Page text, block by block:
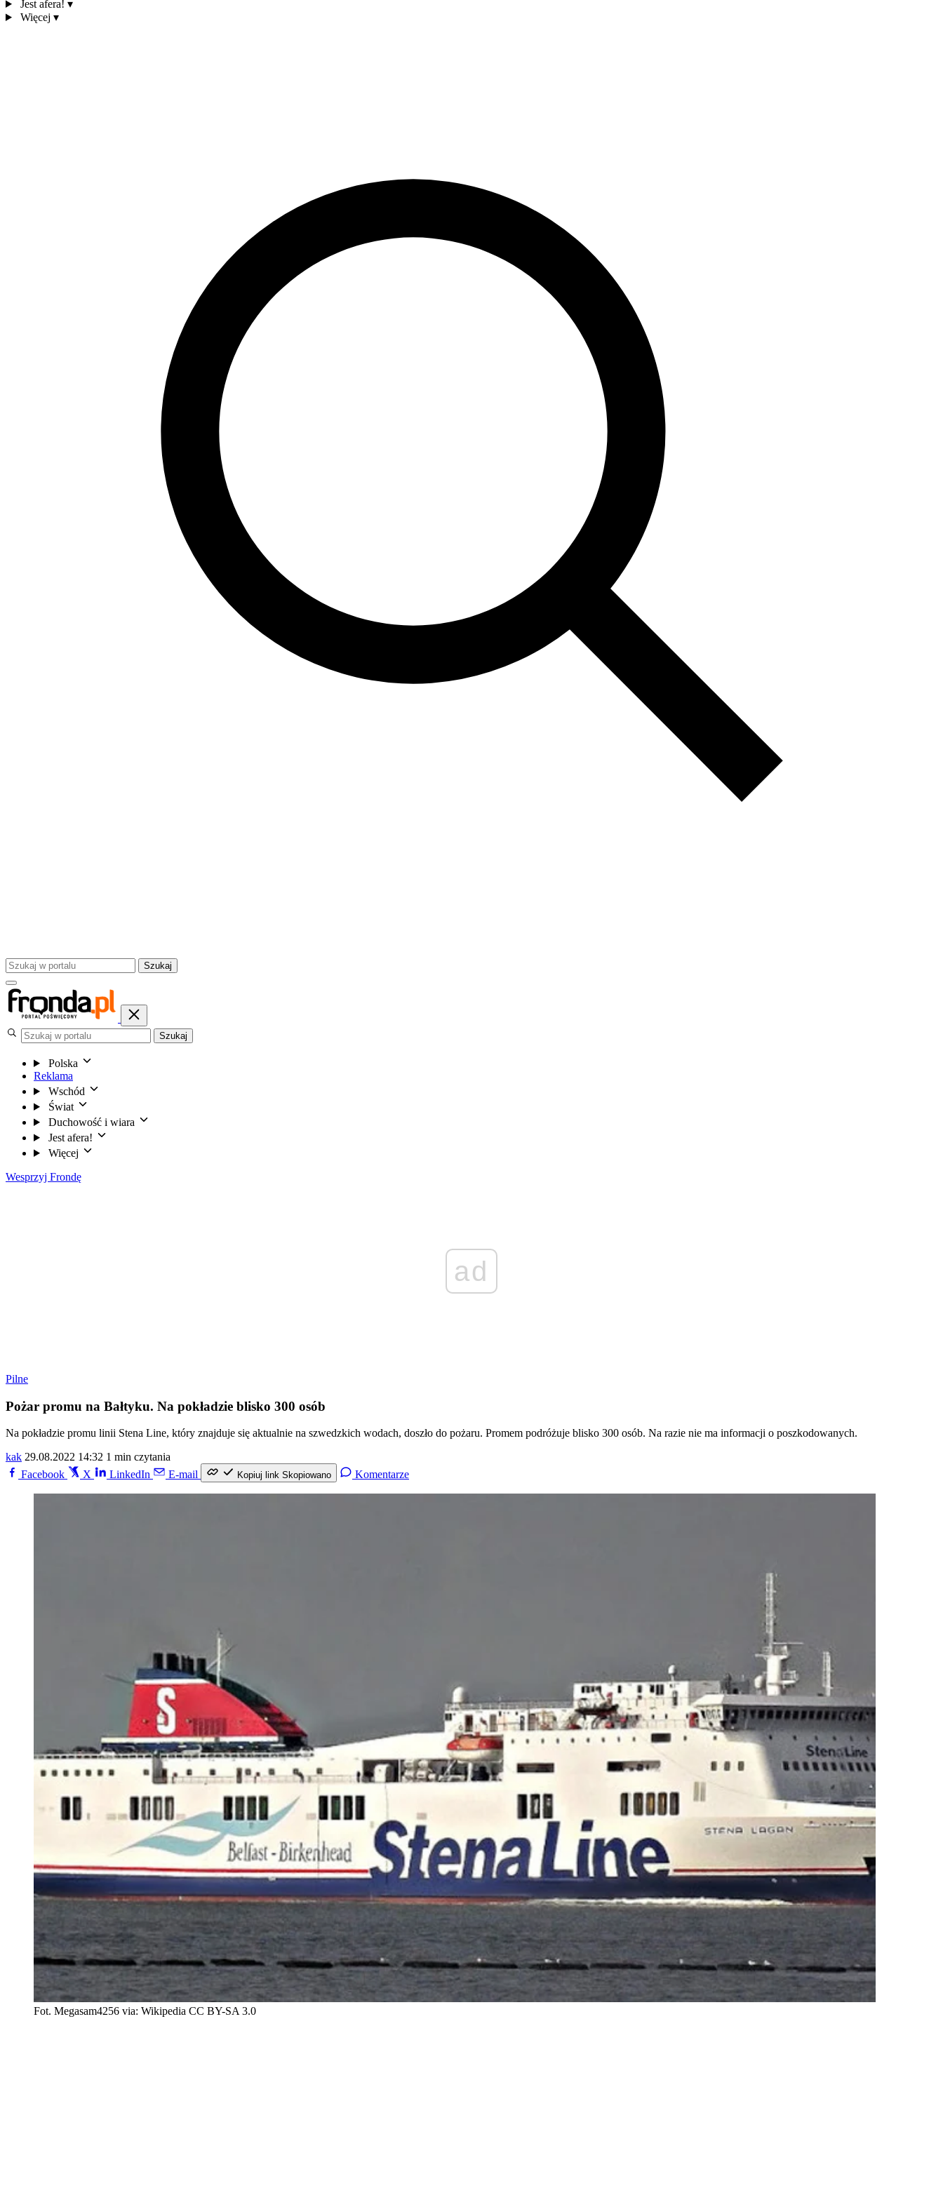
Jest afera! ▾
Więcej ▾
Szukaj
Szukaj
Polska
Reklama
Wschód
Świat
Duchowość i wiara
Jest afera!
Więcej
Wesprzyj Frondę
ad
Pilne
Pożar promu na Bałtyku. Na pokładzie blisko 300 osób
Na pokładzie promu linii Stena Line, który znajduje się aktualnie na szwedzkich wodach, doszło do pożaru. Promem podróżuje blisko 300 osób. Na razie nie ma informacji o poszkodowanych.
kak 29.08.2022 14:32 1 min czytania
Facebook
X LinkedIn E-mail Kopiuj link Skopiowano Komentarze
Fot. Megasam4256 via: Wikipedia CC BY-SA 3.0